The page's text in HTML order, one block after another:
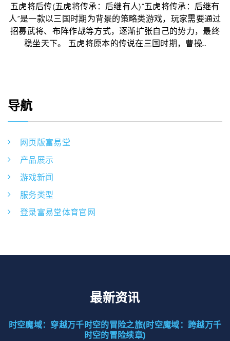
五虎将后传(五虎将传承：后继有人)“五虎将传承：后继有
人”是一款以三国时期为背景的策略类游戏，玩家需要通过
招募武将、布阵作战等方式，逐渐扩张自己的势力，最终
稳坐天下。 五虎将原本的传说在三国时期，曹操...
导航
网页版富易堂
产品展示
游戏新闻
服务类型
登录富易堂体育官网
最新资讯
时空魔域：穿越万千时空的冒险之旅(时空魔域：跨越万千
时空的冒险续章)